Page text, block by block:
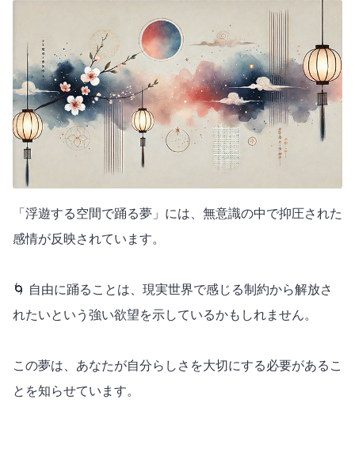
「浮遊する空間で踊る夢」には、無意識の中で抑圧された
感情が反映されています。
🌀 自由に踊ることは、現実世界で感じる制約から解放さ
れたいという強い欲望を示しているかもしれません。
この夢は、あなたが自分らしさを大切にする必要があるこ
とを知らせています。